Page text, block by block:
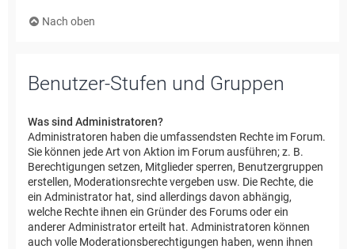
Nach oben
Benutzer-Stufen und Gruppen
Was sind Administratoren?
Administratoren haben die umfassendsten Rechte im Forum.
Sie können jede Art von Aktion im Forum ausführen; z. B.
Berechtigungen setzen, Mitglieder sperren, Benutzergruppen
erstellen, Moderationsrechte vergeben usw. Die Rechte, die
ein Administrator hat, sind allerdings davon abhängig,
welche Rechte ihnen ein Gründer des Forums oder ein
anderer Administrator erteilt hat. Administratoren können
auch volle Moderationsberechtigungen haben, wenn ihnen